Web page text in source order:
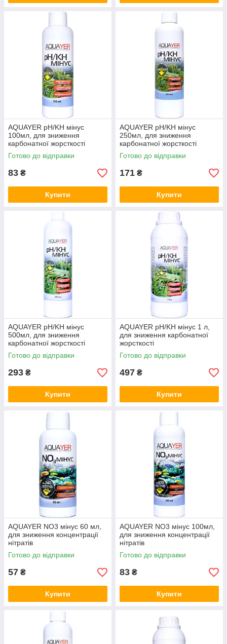
AQUAYER pH/KH мінус
100мл, для зниження
карбонатної жорсткості
Готово до відправки
83 ₴
Купити
AQUAYER pH/KH мінус
250мл, для зниження
карбонатної жорсткості
Готово до відправки
171 ₴
Купити
AQUAYER pH/KH мінус
500мл, для зниження
карбонатної жорсткості
Готово до відправки
293 ₴
Купити
AQUAYER pH/KH мінус 1 л,
для зниження карбонатної
жорсткості
Готово до відправки
497 ₴
Купити
AQUAYER NO3 мінус 60 мл,
для зниження концентрації
нітратів
Готово до відправки
57 ₴
Купити
AQUAYER NO3 мінус 100мл,
для зниження концентрації
нітратів
Готово до відправки
83 ₴
Купити